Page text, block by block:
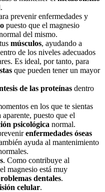
prevenir enfermedades y
puesto que el magnesio
del mismo.
músculos, ayudando a
de los niveles adecuados
Es ideal, por tanto, para
que pueden tener un mayor
de las proteínas dentro
en los que te sientas
aparente, puesto que el
psicológica normal.
enfermedades óseas
ayuda al mantenimiento
. Como contribuye al
magnesio está muy
dentales.
celular.